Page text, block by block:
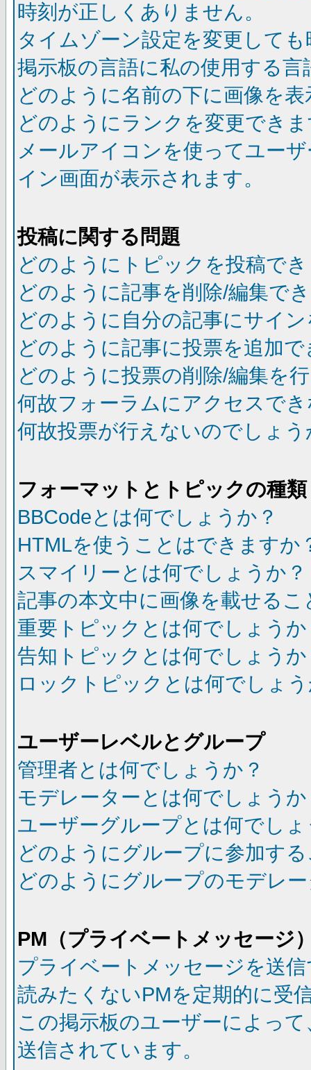
時刻が正しくありません。
タイムゾーン設定を変更して
掲示板の言語に私の使用する
どのように名前の下に画像を
どのようにランクを変更でき
メールアイコンを使ってユー
イン画面が表示されます。
投稿に関する問題
どのようにトピックを投稿で
どのように記事を削除/編集で
どのように自分の記事にサイ
どのように記事に投票を追加
どのように投票の削除/編集を
何故フォーラムにアクセスで
何故投票が行えないのでしょう
フォーマットとトピックの種類
BBCodeとは何でしょうか？
HTMLを使うことはできますか
スマイリーとは何でしょうか？
記事の本文中に画像を載せる
重要トピックとは何でしょうか
告知トピックとは何でしょうか
ロックトピックとは何でしょ
ユーザーレベルとグループ
管理者とは何でしょうか？
モデレーターとは何でしょうか
ユーザーグループとは何でし
どのようにグループに参加す
どのようにグループのモデレ
PM（プライベートメッセージ
プライベートメッセージを送
読みたくないPMを定期的に受
この掲示板のユーザーによっ
送信されています。